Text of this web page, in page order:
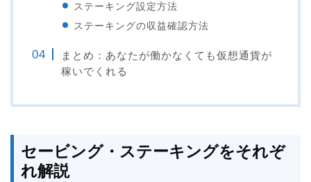
ステーキング設定方法
ステーキングの収益確認方法
まとめ：あなたが働かなくても仮想通貨が
稼いでくれる
セービング・ステーキングをそれぞ
れ解説